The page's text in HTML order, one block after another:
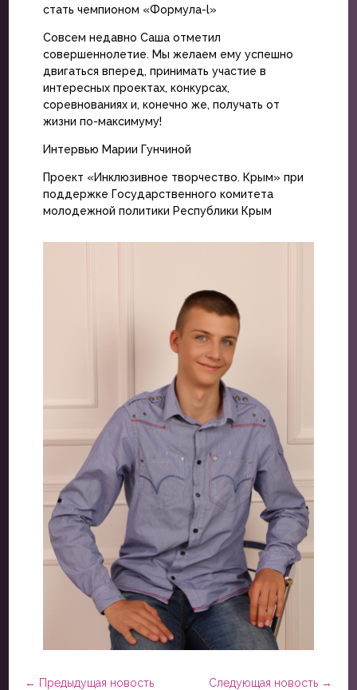
стать чемпионом «Формула-l»
Совсем недавно Саша отметил
совершеннолетие. Мы желаем ему успешно
двигаться вперед, принимать участие в
интересных проектах, конкурсах,
соревнованиях и, конечно же, получать от
жизни по-максимуму!
Интервью Марии Гунчиной
Проект «Инклюзивное творчество. Крым» при
поддержке Государственного комитета
молодежной политики Республики Крым
← Предыдущая новость Следующая новость→